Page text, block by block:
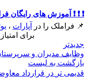
❗️ ❗️ ❗️ آموزش های رایگان
📌 فراملک را در
آپارات ،
برای
جدیدتر
وظایف مدیران و
بازگشت به لیست
قدیمی تر در قرارداد